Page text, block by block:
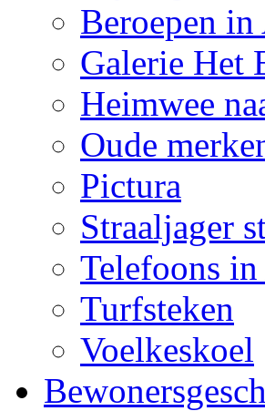
Beroepen
Galerie Het
Heimwee
Oude
Pictura
Straaljager
Telefoons
Turfsteken
Voelkeskoel